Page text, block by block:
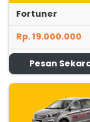
Fortuner
Rp. 19.000.000
Pesan